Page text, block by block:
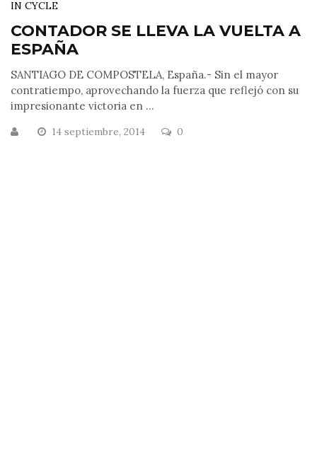
IN CYCLE
CONTADOR SE LLEVA LA VUELTA A
ESPAÑA
SANTIAGO DE COMPOSTELA, España.- Sin el mayor
contratiempo, aprovechando la fuerza que reflejó con su
impresionante victoria en ...
14 septiembre, 2014 0